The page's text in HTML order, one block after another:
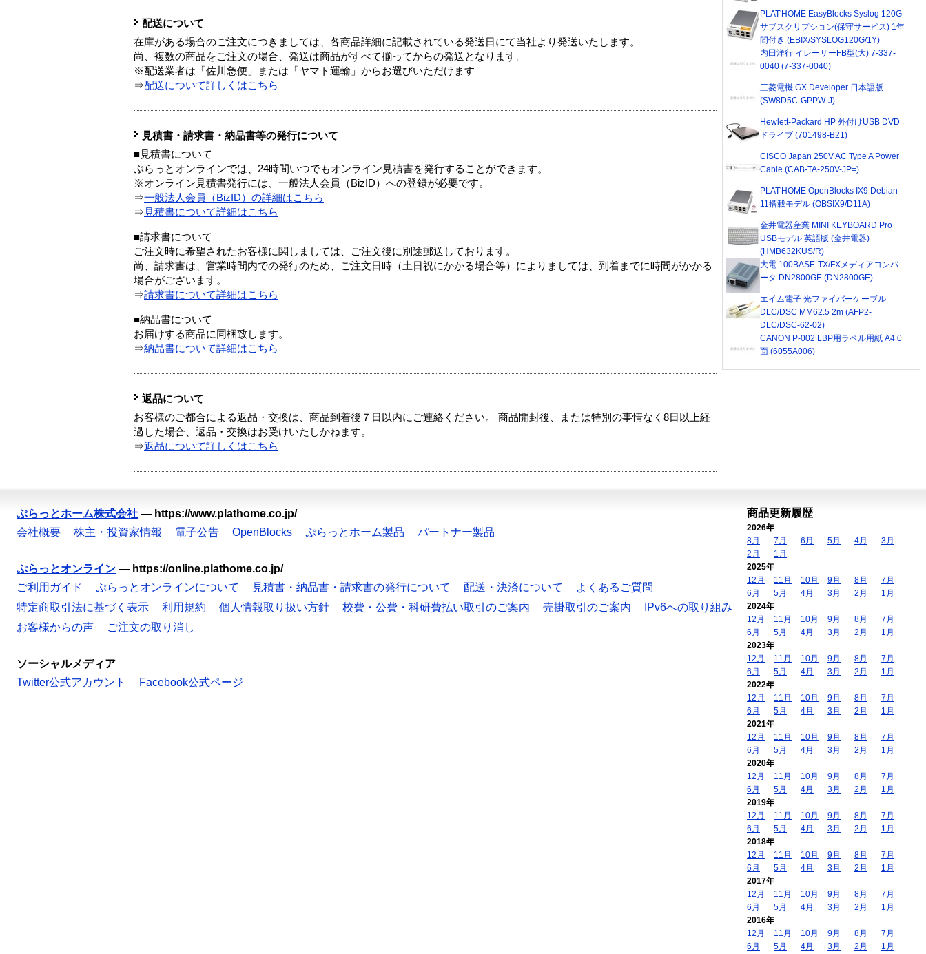
配送について
在庫がある場合のご注文につきましては、各商品詳細に記載されている発送日にて当社より発送いたします。
尚、複数の商品をご注文の場合、発送は商品がすべて揃ってからの発送となります。
※配送業者は「佐川急便」または「ヤマト運輸」からお選びいただけます
⇒配送について詳しくはこちら
見積書・請求書・納品書等の発行について
■見積書について
ぷらっとオンラインでは、24時間いつでもオンライン見積書を発行することができます。
※オンライン見積書発行には、一般法人会員（BizID）への登録が必要です。
⇒一般法人会員（BizID）の詳細はこちら
⇒ 見積書について詳細はこちら
■請求書について
ご注文時に希望されたお客様に関しましては、ご注文後に別途郵送しております。
尚、請求書は、営業時間内での発行のため、ご注文日時（土日祝にかかる場合等）によりましては、到着までに時間がかかる
場合がございます。
⇒請求書について詳細はこちら
■納品書について
お届けする商品に同梱致します。
⇒納品書について詳細はこちら
返品について
お客様のご都合による返品・交換は、商品到着後７日以内にご連絡ください。 商品開封後、または特別の事情なく8日以上経
過した場合、返品・交換はお受けいたしかねます。
⇒返品について詳しくはこちら
PLAT'HOME EasyBlocks Syslog 120G
サブスクリプション(保守サービス) 1年
間付き (EBIX/SYSLOG120G/1Y)
内田洋行 イレーザーFB型(大) 7-337-
0040 (7-337-0040)
三菱電機 GX Developer 日本語版
(SW8D5C-GPPW-J)
Hewlett-Packard HP 外付けUSB DVD
ドライブ (701498-B21)
CISCO Japan 250V AC Type A Power
Cable (CAB-TA-250V-JP=)
PLAT'HOME OpenBlocks IX9 Debian
11搭載モデル (OBSIX9/D11A)
金井電器産業 MINI KEYBOARD Pro
USBモデル 英語版 (金井電器)
(HMB632KUS/R)
大電 100BASE-TX/FXメディアコンバ
ータ DN2800GE (DN2800GE)
エイム電子 光ファイバーケーブル
DLC/DSC MM62.5 2m (AFP2-
DLC/DSC-62-02)
CANON P-002 LBP用ラベル用紙 A4 0
面 (6055A006)
ぷらっとホーム株式会社 — https://www.plathome.co.jp/
会社概要
株主・投資家情報 電子公告 OpenBlocks ぷらっとホーム製品 パートナー製品
ぷらっとオンライン — https://online.plathome.co.jp/
ご利用ガイド
ぷらっとオンラインについて 見積書・納品書・請求書の発行について 配送・決済について
よくあるご質問
特定商取引法に基づく表示
利用規約 個人情報取り扱い方針 校費・公費・科研費払い取引のご案内 売掛取引のご案内
IPv6への取り組み
お客様からの声
ご注文の取り消し
ソーシャルメディア
Twitter公式アカウント
Facebook公式ページ
商品更新履歴
2026年
8月
7月 6月 5月 4月
3月
2月
1月
2025年
12月
11月 10月 9月 8月
7月
6月
5月 4月 3月 2月
1月
2024年
12月
11月 10月 9月 8月
7月
6月
5月 4月 3月 2月
1月
2023年
12月
11月 10月 9月 8月
7月
6月
5月 4月 3月 2月
1月
2022年
12月
11月 10月 9月 8月
7月
6月
5月 4月 3月 2月
1月
2021年
12月
11月 10月 9月 8月
7月
6月
5月 4月 3月 2月
1月
2020年
12月
11月 10月 9月 8月
7月
6月
5月 4月 3月 2月
1月
2019年
12月
11月 10月 9月 8月
7月
6月
5月 4月 3月 2月
1月
2018年
12月
11月 10月 9月 8月
7月
6月
5月 4月 3月 2月
1月
2017年
12月
11月 10月 9月 8月
7月
6月
5月 4月 3月 2月
1月
2016年
12月
11月 10月 9月 8月
7月
6月
5月 4月 3月 2月 1月